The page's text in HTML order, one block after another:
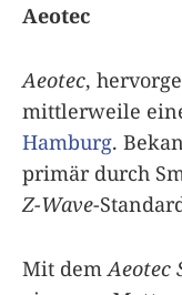
Aeotec
Aeotec,
mittlerweile
Hamburg.
primär durch
Z-Wave-
Mit dem Aeotec